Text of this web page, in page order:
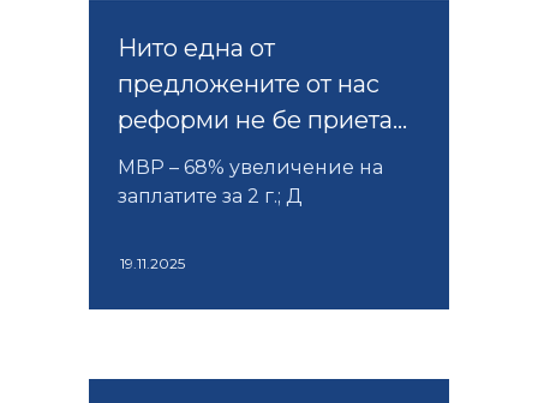
Нито една от
предложените от нас
реформи не бе приета...
МВР – 68% увеличение на
заплатите за 2 г.; Д
19.11.2025